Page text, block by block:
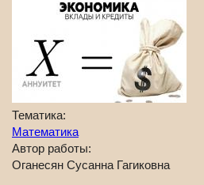
Тематика:
Математика
Автор работы:
Оганесян Сусанна Гагиковна